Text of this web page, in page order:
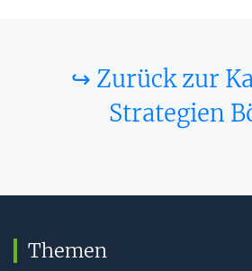
↪ Zurück zur
Strategien
Themen